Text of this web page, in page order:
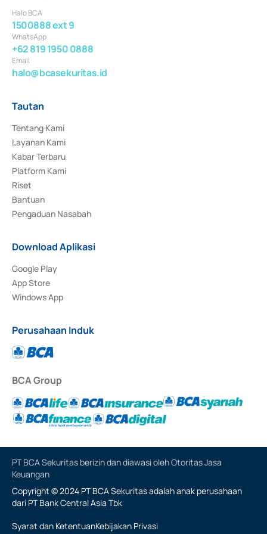
Halo BCA
1500888 ext 9
WhatsApp
+62 819 1950 0888
Email
halo@bcasekuritas.id
Tautan
Tentang Kami
Layanan Kami
Kabar Terbaru
Platform Kami
Riset
Bantuan
Pengaduan Nasabah
Download Aplikasi
Google Play
App Store
Windows App
Perusahaan Induk
BCA Group
PT BCA Sekuritas berizin dan diawasi oleh Otoritas Jasa
Keuangan
Copyright © 2024 PT BCA Sekuritas adalah anak perusahaan
dari PT Bank Central Asia Tbk
Syarat dan KetentuanKebijakan Privasi